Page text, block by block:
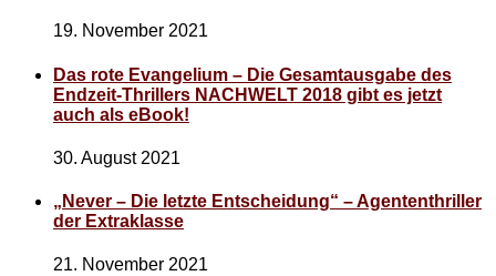
19. November 2021
Das rote Evangelium – Die Gesamtausgabe des
Endzeit-Thrillers NACHWELT 2018 gibt es jetzt
auch als eBook!
30. August 2021
„Never – Die letzte Entscheidung“ – Agententhriller
der Extraklasse
21. November 2021